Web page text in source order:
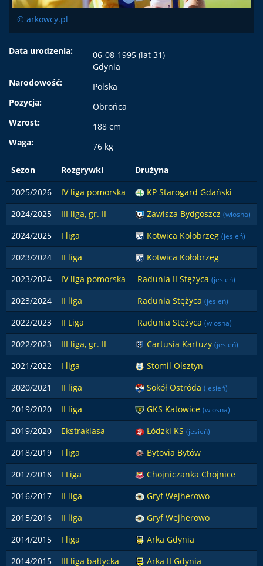
© arkowcy.pl
Data urodzenia:
06-08-1995 (lat 31)
Gdynia
Narodowość:
Polska
Pozycja:
Obrońca
Wzrost:
188 cm
Waga:
76 kg
Sezon Rozgrywki Drużyna
2025/2026
IV liga pomorska
KP Starogard Gdański
2024/2025
III liga, gr. II Zawisza Bydgoszcz (wiosna)
2024/2025 I liga Kotwica Kołobrzeg (jesień)
2023/2024 II liga
Kotwica Kołobrzeg
2023/2024
IV liga pomorska Radunia II Stężyca (jesień)
2023/2024 II liga Radunia Stężyca (jesień)
2022/2023 II Liga Radunia Stężyca (wiosna)
2022/2023 III liga, gr. II Cartusia Kartuzy (jesień)
2021/2022 I liga
Stomil Olsztyn
2020/2021
II liga Sokół Ostróda (jesień)
2019/2020 II liga GKS Katowice (wiosna)
2019/2020 Ekstraklasa Łódzki KS (jesień)
2018/2019 I liga
Bytovia Bytów
2017/2018
I Liga
Chojniczanka Chojnice
2016/2017
II liga
Gryf Wejherowo
2015/2016
II liga
Gryf Wejherowo
2014/2015
I liga
Arka Gdynia
2014/2015
III liga bałtycka
Arka II Gdynia